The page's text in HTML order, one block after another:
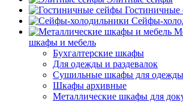
Гостиничные
Сейфы-
шкафы и мебель
Бухгалтерские шкафы
Для одежды и раздевалок
Сушильные шкафы для одежды
Шкафы архивные
Металлические шкафы для